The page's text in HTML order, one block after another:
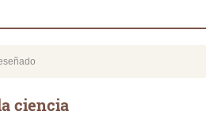
ciencia